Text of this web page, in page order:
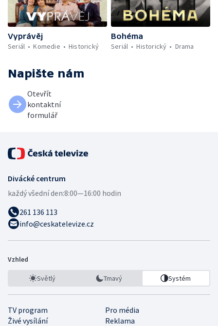
Vyprávěj
Seriál
Komedie Historický
Bohéma
Seriál
Historický Drama
Napište nám
Otevřít
kontaktní
formulář
Divácké centrum
každý všední den:8:00—16:00 hodin
261 136 113
info@ceskatelevize.cz
Vzhled
Světlý Tmavý Systém
TV program
Pro média
Živé vysílání
Reklama